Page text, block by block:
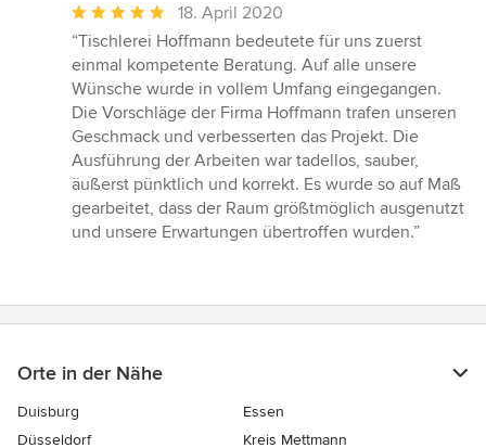
Durchschnittliche
Bewertung:
5
von
5
Sternen
18. April 2020
“Tischlerei Hoffmann bedeutete für uns zuerst
einmal kompetente Beratung. Auf alle unsere
Wünsche wurde in vollem Umfang eingegangen.
Die Vorschläge der Firma Hoffmann trafen unseren
Geschmack und verbesserten das Projekt. Die
Ausführung der Arbeiten war tadellos, sauber,
äußerst pünktlich und korrekt. Es wurde so auf Maß
gearbeitet, dass der Raum größtmöglich ausgenutzt
und unsere Erwartungen übertroffen wurden.”
Orte in der Nähe
Duisburg
Essen
Düsseldorf
Kreis Mettmann